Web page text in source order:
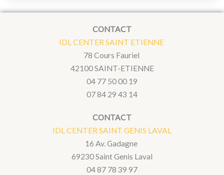
CONTACT
IDL CENTER SAINT ETIENNE
78 Cours Fauriel
42100 SAINT-ETIENNE
04 77 50 00 19
07 84 29 43 14
CONTACT
IDL CENTER SAINT GENIS LAVAL
16 Av. Gadagne
69230 Saint Genis Laval
04 87 78 39 97